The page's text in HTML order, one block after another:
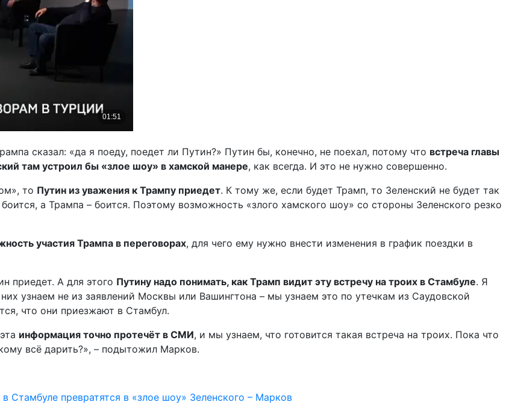
сказал: «да я поеду, поедет ли Путин?» Путин бы, конечно, не поехал, потому что встреча главы
там устроил бы «злое шоу» в хамской манере, как всегда. И это не нужно совершенно.
то Путин из уважения к Трампу приедет. К тому же, если будет Трамп, то Зеленский не будет так
а Трампа – боится. Поэтому возможность «злого хамского шоу» со стороны Зеленского резко
участия Трампа в переговорах, для чего ему нужно внести изменения в график поездки в
приедет. А для этого Путину надо понимать, как Трамп видит эту встречу на троих в Стамбуле. Я
узнаем не из заявлений Москвы или Вашингтона – мы узнаем это по утечкам из Саудовской
что они приезжают в Стамбул.
информация точно протечёт в СМИ, и мы узнаем, что готовится такая встреча на троих. Пока что
всё дарить?», – подытожил Марков.
Стамбуле превратятся в «злое шоу» Зеленского – Марков